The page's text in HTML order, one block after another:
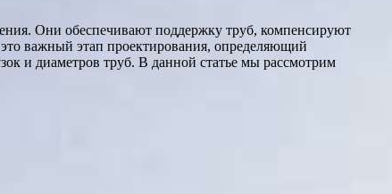
Они обеспечивают поддержку труб, компенсируют
важный этап проектирования, определяющий
и диаметров труб. В данной статье мы рассмотрим